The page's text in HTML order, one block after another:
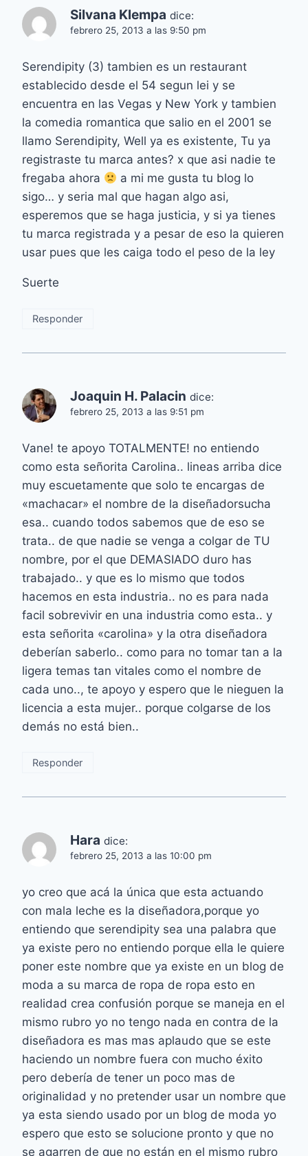
Silvana Klempa dice:
febrero 25, 2013 a las 9:50 pm
Serendipity (3) tambien es un restaurant
establecido desde el 54 segun lei y se
encuentra en las Vegas y New York y tambien
la comedia romantica que salio en el 2001 se
llamo Serendipity, Well ya es existente, Tu ya
registraste tu marca antes? x que asi nadie te
fregaba ahora
a mi me gusta tu blog lo
sigo… y seria mal que hagan algo asi,
esperemos que se haga justicia, y si ya tienes
tu marca registrada y a pesar de eso la quieren
usar pues que les caiga todo el peso de la ley
Suerte
Responder
Joaquin H. Palacin dice:
febrero 25, 2013 a las 9:51 pm
Vane! te apoyo TOTALMENTE! no entiendo
como esta señorita Carolina.. lineas arriba dice
muy escuetamente que solo te encargas de
«machacar» el nombre de la diseñadorsucha
esa.. cuando todos sabemos que de eso se
trata.. de que nadie se venga a colgar de TU
nombre, por el que DEMASIADO duro has
trabajado.. y que es lo mismo que todos
hacemos en esta industria.. no es para nada
facil sobrevivir en una industria como esta.. y
esta señorita «carolina» y la otra diseñadora
deberían saberlo.. como para no tomar tan a la
ligera temas tan vitales como el nombre de
cada uno.., te apoyo y espero que le nieguen la
licencia a esta mujer.. porque colgarse de los
demás no está bien..
Responder
Hara dice:
febrero 25, 2013 a las 10:00 pm
yo creo que acá la única que esta actuando
con mala leche es la diseñadora,porque yo
entiendo que serendipity sea una palabra que
ya existe pero no entiendo porque ella le quiere
poner este nombre que ya existe en un blog de
moda a su marca de ropa de ropa esto en
realidad crea confusión porque se maneja en el
mismo rubro yo no tengo nada en contra de la
diseñadora es mas mas aplaudo que se este
haciendo un nombre fuera con mucho éxito
pero debería de tener un poco mas de
originalidad y no pretender usar un nombre que
ya esta siendo usado por un blog de moda yo
espero que esto se solucione pronto y que no
se agarren de que no están en el mismo rubro